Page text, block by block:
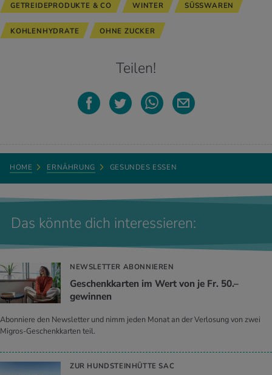
GETREIDEPRODUKTE & CO WINTER SÜSSWAREN
KOHLENHYDRATE OHNE ZUCKER
Teilen!
HOME ERNÄHRUNG GESUNDES ESSEN
Das könnte dich interessieren:
NEWSLETTER ABONNIEREN
Geschenkkarten im Wert von je Fr. 50.–
gewinnen
Abonniere den Newsletter und nimm jeden Monat an der Verlosung von zwei
Migros-Geschenkkarten teil.
ZUR HUNDSTEINHÜTTE SAC